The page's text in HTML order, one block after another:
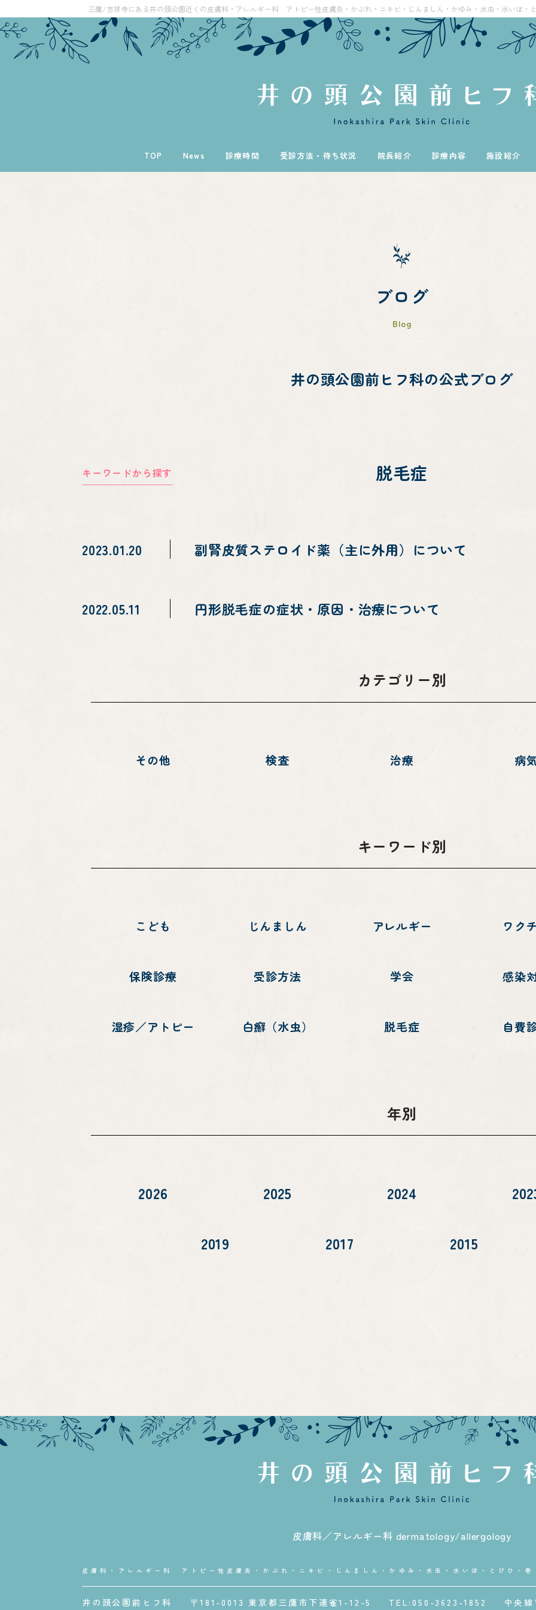
三鷹/吉祥寺にある井の頭公園近くの皮膚科・アレルギー科 アトピー性皮膚炎・かぶれ・ニキビ・じんましん・かゆみ・水虫・水いぼ・
TOP News 診療時間 受診方法・待ち状況 院長紹介 診療内容 施設紹介
ブログ
Blog
井の頭公園前ヒフ科の公式ブログ
キーワードから探す 脱毛症
2023.01.20 副腎皮質ステロイド薬（主に外用）について
2022.05.11 円形脱毛症の症状・原因・治療について
カテゴリー別
その他 検査 治療 病
キーワード別
こども じんましん アレルギー ワク
保険診療 受診方法 学会 感染
湿疹／アトピー 白癬（水虫） 脱毛症 自費
年別
2026 2025 2024
2019 2017 2015
皮膚科／アレルギー科 dermatology/allergology
皮膚科・アレルギー科 アトピー性皮膚炎・かぶれ・ニキビ・じんましん・かゆみ・水虫・水いぼ・とびひ・
井の頭公園前ヒフ科 〒181-0013 東京都三鷹市下連雀1-12-5 TEL:050-3623-1852 中央